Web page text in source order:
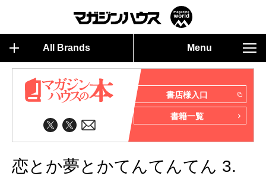
All Brands Menu
書店様入口
書籍一覧
恋とか夢とかてんてんてん 3.